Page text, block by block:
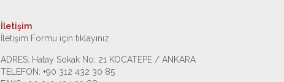
İletişim
İletişim Formu için tıklayınız.
ADRES: Hatay Sokak No: 21 KOCATEPE / ANKARA
TELEFON: +90 312 432 30 85